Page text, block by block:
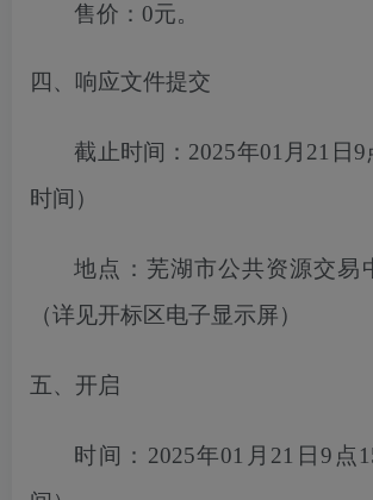
售价：0元。
四、响应文件提交
截止时间： 2025年01月21日9
时间）
地点： 芜湖市公共资源交易
（详见开标区电子显示屏）
五、开启
时间： 2025年01月21日9点